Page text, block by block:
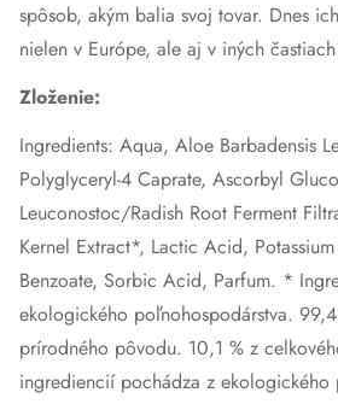
spôsob, akým balia svoj tovar. Dnes
nielen v Európe, ale aj v iných
Zloženie:
Ingredients: Aqua, Aloe Barbadensis
Polyglyceryl-4 Caprate, Ascorbyl
Leuconostoc/Radish Root Ferment
Kernel Extract*, Lactic Acid,
Benzoate, Sorbic Acid, Parfum. *
ekologického poľnohospodárstva.
prírodného pôvodu. 10,1 % z
ingrediencií pochádza z ekologického